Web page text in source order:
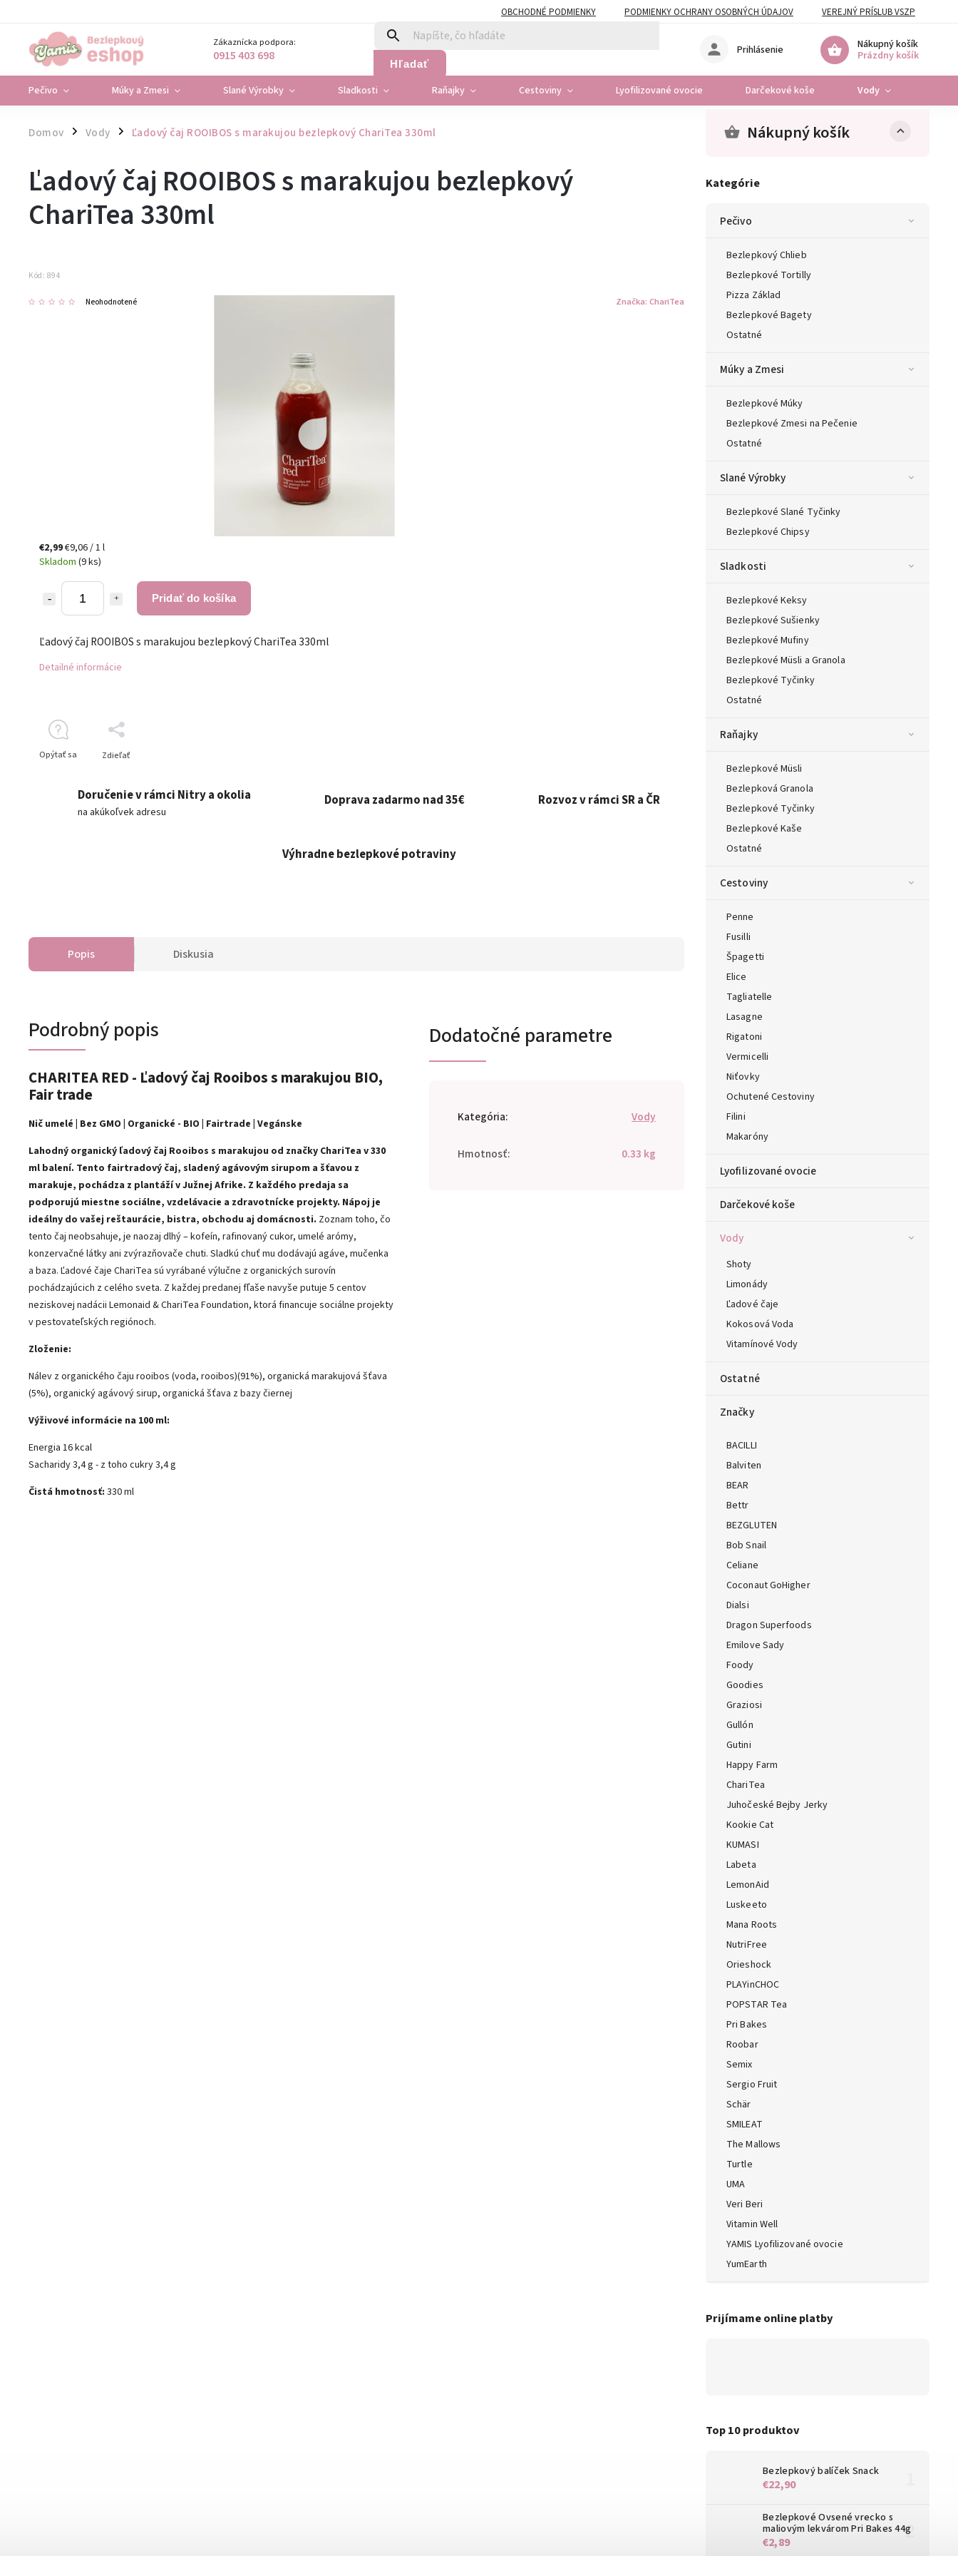
OBCHODNÉ PODMIENKY PODMIENKY OCHRANY OSOBNÝCH ÚDAJOV VEREJNÝ PRÍSLUB VSZP
Zákaznícka podpora:
0915 403 698 Hľadať
Nákupný košík
Prázdny košík
Prihlásenie
Pečivo Múky a Zmesi Slané Výrobky Sladkosti Raňajky Cestoviny Lyofilizované ovocie Darčekové koše Vody
Domov / Vody / Ľadový čaj ROOIBOS s marakujou bezlepkový ChariTea 330ml Nákupný košík
Kategórie
Pečivo
Bezlepkový Chlieb
Bezlepkové Tortilly
Pizza Základ
Bezlepkové Bagety
Ostatné
Múky a Zmesi
Bezlepkové Múky
Bezlepkové Zmesi na Pečenie
Ostatné
Slané Výrobky
Bezlepkové Slané Tyčinky
Bezlepkové Chipsy
Sladkosti
Bezlepkové Keksy
Bezlepkové Sušienky
Bezlepkové Mufiny
Bezlepkové Müsli a Granola
Bezlepkové Tyčinky
Ostatné
Raňajky
Bezlepkové Müsli
Bezlepková Granola
Bezlepkové Tyčinky
Bezlepkové Kaše
Ostatné
Cestoviny
Penne
Fusilli
Špagetti
Elice
Tagliatelle
Lasagne
Rigatoni
Vermicelli
Niťovky
Ochutené Cestoviny
Filini
Makaróny
Lyofilizované ovocie
Darčekové koše
Vody
Shoty
Limonády
Ľadové čaje
Kokosová Voda
Vitamínové Vody
Ostatné
Značky
BACILLI
Balviten
BEAR
Bettr
BEZGLUTEN
Bob Snail
Celiane
Coconaut GoHigher
Dialsi
Dragon Superfoods
Emilove Sady
Foody
Goodies
Graziosi
Gullón
Gutini
Happy Farm
ChariTea
Juhočeské Bejby Jerky
Kookie Cat
KUMASI
Labeta
LemonAid
Luskeeto
Mana Roots
NutriFree
Orieshock
PLAYinCHOC
POPSTAR Tea
Pri Bakes
Roobar
Semix
Sergio Fruit
Schär
SMILEAT
The Mallows
Turtle
UMA
Veri Beri
Vitamin Well
YAMIS Lyofilizované ovocie
YumEarth
Prijímame online platby
Top 10 produktov
Bezlepkový balíček Snack
€22,90
Bezlepkové Ovsené vrecko s
maliovým lekvárom Pri Bakes 44g
€2,89
Ľadový čaj ROOIBOS s marakujou bezlepkový
ChariTea 330ml
Kód: 894
Neohodnotené Značka: ChariTea
€2,99€9,06 / 1 l
Skladom (9 ks)
Pridať do košíka
Ľadový čaj ROOIBOS s marakujou bezlepkový ChariTea 330ml
Detailné informácie
Opýtať sa Zdieľať
Doručenie v rámci Nitry a okolia
na akúkoľvek adresu
Doprava zadarmo nad 35€ Rozvoz v rámci SR a ČR
Výhradne bezlepkové potraviny
Popis Diskusia
Podrobný popis
CHARITEA RED - Ľadový čaj Rooibos s marakujou BIO,
Fair trade
Nič umelé | Bez GMO | Organické - BIO | Fairtrade | Vegánske
Lahodný organický ľadový čaj Rooibos s marakujou od značky ChariTea v 330
ml balení. Tento fairtradový čaj, sladený agávovým sirupom a šťavou z
marakuje, pochádza z plantáží v Južnej Afrike. Z každého predaja sa
podporujú miestne sociálne, vzdelávacie a zdravotnícke projekty. Nápoj je
ideálny do vašej reštaurácie, bistra, obchodu aj domácnosti. Zoznam toho, čo
tento čaj neobsahuje, je naozaj dlhý – kofeín, rafinovaný cukor, umelé arómy,
konzervačné látky ani zvýrazňovače chuti. Sladkú chuť mu dodávajú agáve, mučenka
a baza. Ľadové čaje ChariTea sú vyrábané výlučne z organických surovín
pochádzajúcich z celého sveta. Z každej predanej fľaše navyše putuje 5 centov
neziskovej nadácii Lemonaid & ChariTea Foundation, ktorá financuje sociálne projekty
v pestovateľských regiónoch.
Zloženie:
Nálev z organického čaju rooibos (voda, rooibos)(91%), organická marakujová šťava
(5%), organický agávový sirup, organická šťava z bazy čiernej
Výživové informácie na 100 ml:
Energia 16 kcal
Sacharidy 3,4 g - z toho cukry 3,4 g
Čistá hmotnosť: 330 ml
Dodatočné parametre
Kategória: Vody
Hmotnosť: 0.33 kg